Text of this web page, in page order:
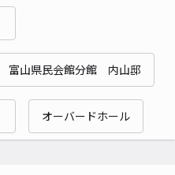
富山県民会館分館 内山邸
オーバードホール